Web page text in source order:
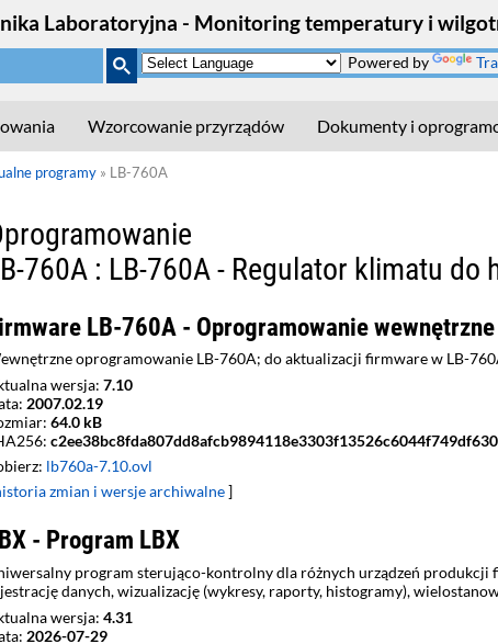
Laboratoryjna - Monitoring temperatury i
Powered by
Wzorcowanie przyrządów Dokumenty i
programy » LB-760A
760A : LB-760A - Regulator klimatu do
LB-760A - Oprogramowanie
oprogramowanie LB-760A; do aktualizacji firmware w LB-
wersja: 7.10
2007.02.19
64.0 kB
lb760a-7.10.ovl
zmian i wersje archiwalne]
- Program LBX
program sterująco-kontrolny dla różnych urządzeń produkcji
danych, wizualizację (wykresy, raporty, histogramy),
wersja: 4.31
2026-07-29